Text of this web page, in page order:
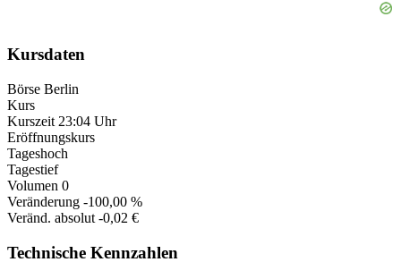
Kursdaten
Börse Berlin
Kurs
Kurszeit 23:04 Uhr
Eröffnungskurs
Tageshoch
Tagestief
Volumen 0
Veränderung -100,00 %
Veränd. absolut -0,02 €
Technische Kennzahlen